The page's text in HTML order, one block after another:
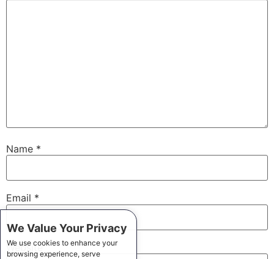
Name *
Email *
Website
We Value Your Privacy
We use cookies to enhance your
browsing experience, serve